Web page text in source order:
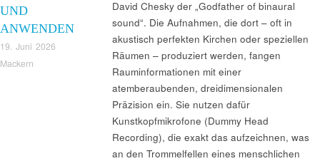
UND
ANWENDEN
19. Juni 2026
Mackern
David Chesky der „Godfather of binaural
sound“. Die Aufnahmen, die dort – oft in
akustisch perfekten Kirchen oder speziellen
Räumen – produziert werden, fangen
Rauminformationen mit einer
atemberaubenden, dreidimensionalen
Präzision ein. Sie nutzen dafür
Kunstkopfmikrofone (Dummy Head
Recording), die exakt das aufzeichnen, was
an den Trommelfellen eines menschlichen